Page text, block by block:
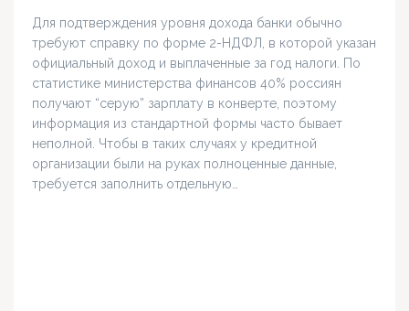
Для подтверждения уровня дохода банки обычно
требуют справку по форме 2-НДФЛ, в которой указан
официальный доход и выплаченные за год налоги. По
статистике министерства финансов 40% россиян
получают “серую” зарплату в конверте, поэтому
информация из стандартной формы часто бывает
неполной. Чтобы в таких случаях у кредитной
организации были на руках полноценные данные,
требуется заполнить отдельную…